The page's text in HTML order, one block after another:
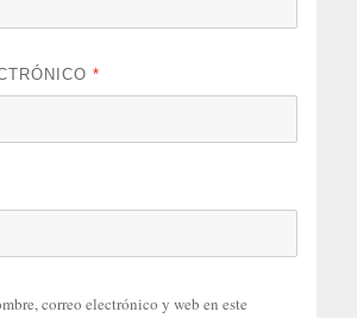
*
correo electrónico y web en este